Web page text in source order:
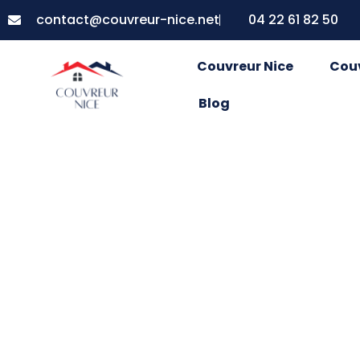
contact@couvreur-nice.net 04 22 61 82 50
Couvreur Nice
Blog